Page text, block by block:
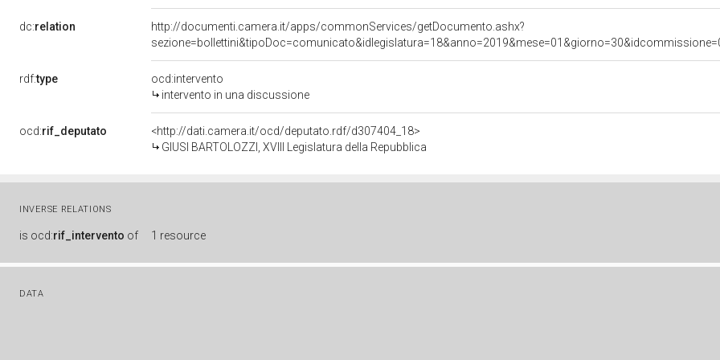
dc:relation
http://documenti.camera.it/apps/commonServices/getDocumento.ashx?
rdf:type
ocd:intervento
intervento in una discussione
ocd:rif_deputato
<http://dati.camera.it/ocd/deputato.rdf/d307404_18>
GIUSI BARTOLOZZI, XVIII Legislatura della Repubblica
INVERSE RELATIONS
is ocd:rif_intervento of 1 resource
DATA